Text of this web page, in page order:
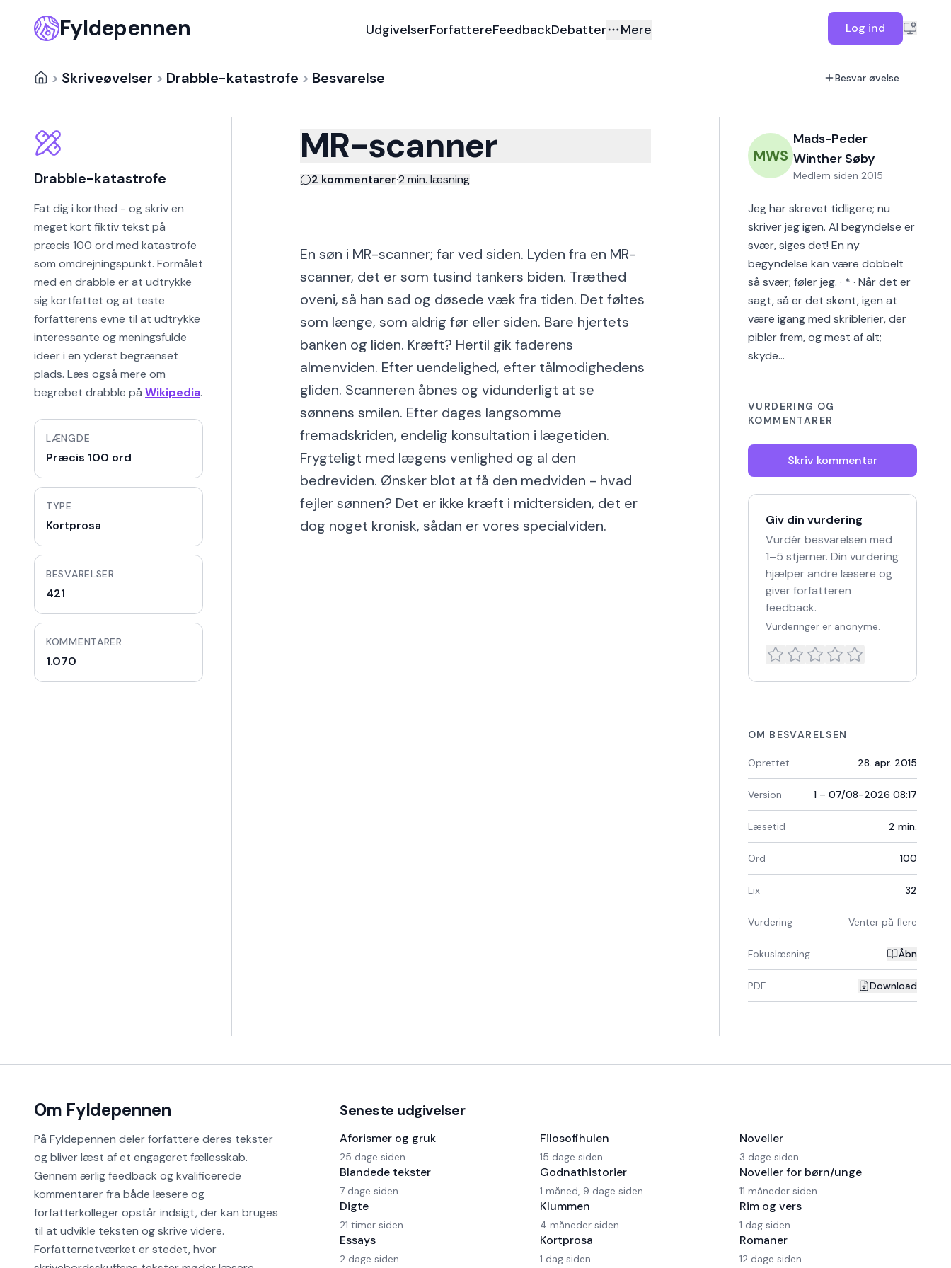
Fyldepennen UdgivelserForfattereFeedbackDebatter Mere Log ind
> Skriveøvelser > Drabble-katastrofe > Besvarelse Besvar øvelse
Drabble-katastrofe
Fat dig i korthed - og skriv en
meget kort fiktiv tekst på
præcis 100 ord med katastrofe
som omdrejningspunkt. Formålet
med en drabble er at udtrykke
sig kortfattet og at teste
forfatterens evne til at udtrykke
interessante og meningsfulde
ideer i en yderst begrænset
plads. Læs også mere om
begrebet drabble på Wikipedia.
LÆNGDE
Præcis 100 ord
TYPE
Kortprosa
BESVARELSER
421
KOMMENTARER
1.070
MR-scanner
2 kommentarer·2min. læsning
En søn i MR-scanner; far ved siden. Lyden fra en MR-
scanner, det er som tusind tankers biden. Træthed
oveni, så han sad og døsede væk fra tiden. Det føltes
som længe, som aldrig før eller siden. Bare hjertets
banken og liden. Kræft? Hertil gik faderens
almenviden. Efter uendelighed, efter tålmodighedens
gliden. Scanneren åbnes og vidunderligt at se
sønnens smilen. Efter dages langsomme
fremadskriden, endelig konsultation i lægetiden.
Frygteligt med lægens venlighed og al den
bedreviden. Ønsker blot at få den medviden - hvad
fejler sønnen? Det er ikke kræft i midtersiden, det er
dog noget kronisk, sådan er vores specialviden.
MWS
Mads-Peder
Winther Søby
Medlem siden 2015
Jeg har skrevet tidligere; nu
skriver jeg igen. Al begyndelse er
svær, siges det! En ny
begyndelse kan være dobbelt
så svær; føler jeg. · * · Når det er
sagt, så er det skønt, igen at
være igang med skriblerier, der
pibler frem, og mest af alt;
skyde…
VURDERING OG
KOMMENTARER
Skriv kommentar
Giv din vurdering
Vurdér besvarelsen med
1–5 stjerner. Din vurdering
hjælper andre læsere og
giver forfatteren
feedback.
Vurderinger er anonyme.
OM BESVARELSEN
Oprettet 28. apr. 2015
Version 1 – 07/08-2026 08:17
Læsetid 2 min.
Ord 100
Lix 32
Vurdering Venter på flere
Fokuslæsning Åbn
PDF Download
Om Fyldepennen
På Fyldepennen deler forfattere deres tekster
og bliver læst af et engageret fællesskab.
Gennem ærlig feedback og kvalificerede
kommentarer fra både læsere og
forfatterkolleger opstår indsigt, der kan bruges
til at udvikle teksten og skrive videre.
Forfatternetværket er stedet, hvor
Seneste udgivelser
Aforismer og gruk
25 dage siden
Blandede tekster
7 dage siden
Digte
21 timer siden
Essays
2 dage siden
Filosofihulen
15 dage siden
Godnathistorier
1 måned, 9 dage siden
Klummen
4 måneder siden
Kortprosa
1 dag siden
Noveller
3 dage siden
Noveller for børn/unge
11 måneder siden
Rim og vers
1 dag siden
Romaner
12 dage siden